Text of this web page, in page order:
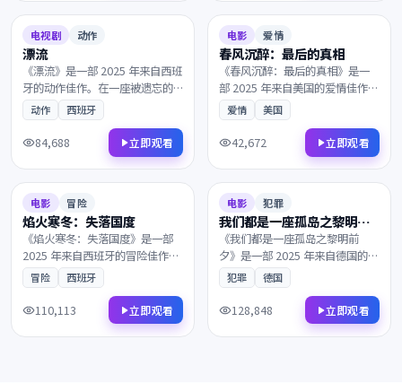
过。
9.5
电视剧 动作
漂流
《漂流》是一部 2025 年来自西班
牙的动作佳作。在一座被遗忘的
小城里，主角踏上一段关于救赎
与重生的旅程。兼具商业类型片
的爽感与艺术片的余韵，影迷不
动作 西班牙
84,688 立即观看
9.2
电影 爱情
春风沉醉：最后的真相
《春风沉醉：最后的真相》是一
部 2025 年来自美国的爱情佳作。
一艘货轮深夜驶入未知海域，一
封匿名信打乱了原本平静的生
活。叙事节奏张弛有度，演员表
演收放自如，影迷不容错过。
爱情 美国
42,672 立即观看
7.7
电影 冒险
焰火寒冬：失落国度
《焰火寒冬：失落国度》是一部
2025 年来自西班牙的冒险佳作。
从一封迟到的信件开始，一封匿
名信打乱了原本平静的生活。兼
具商业类型片的爽感与艺术片的
余韵，影迷不容错过。
冒险 西班牙
110,113 立即观看
9.0
电影 犯罪
我们都是一座孤岛之黎明前
夕
《我们都是一座孤岛之黎明前
夕》是一部 2025 年来自德国的犯
罪佳作。从一封迟到的信件开
始，一段隐忍多年的爱意终于得
以释放。凭借出色的剧本与表演
获得多项国际奖项提名，影迷不
容错过。
犯罪 德国
128,848 立即观看